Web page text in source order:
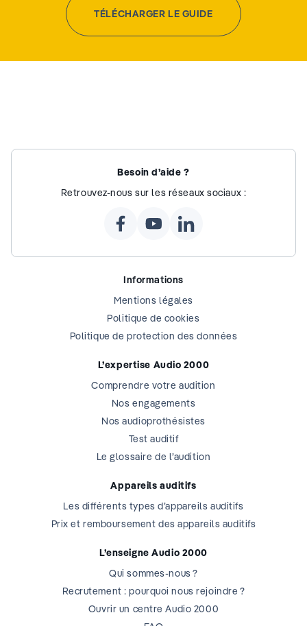
TÉLÉCHARGER LE GUIDE
Besoin d’aide ?
Retrouvez-nous sur les réseaux sociaux :
Informations
Mentions légales
Politique de cookies
Politique de protection des données
L’expertise Audio 2000
Comprendre votre audition
Nos engagements
Nos audioprothésistes
Test auditif
Le glossaire de l’audition
Appareils auditifs
Les différents types d’appareils auditifs
Prix et remboursement des appareils auditifs
L’enseigne Audio 2000
Qui sommes-nous ?
Recrutement : pourquoi nous rejoindre ?
Ouvrir un centre Audio 2000